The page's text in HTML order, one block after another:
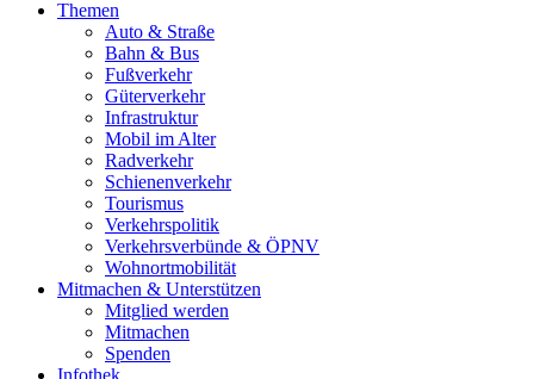
Themen
Auto & Straße
Bahn & Bus
Fußverkehr
Güterverkehr
Infrastruktur
Mobil im Alter
Radverkehr
Schienenverkehr
Tourismus
Verkehrspolitik
Verkehrsverbünde & ÖPNV
Wohnortmobilität
Mitmachen & Unterstützen
Mitglied werden
Mitmachen
Spenden
Infothek